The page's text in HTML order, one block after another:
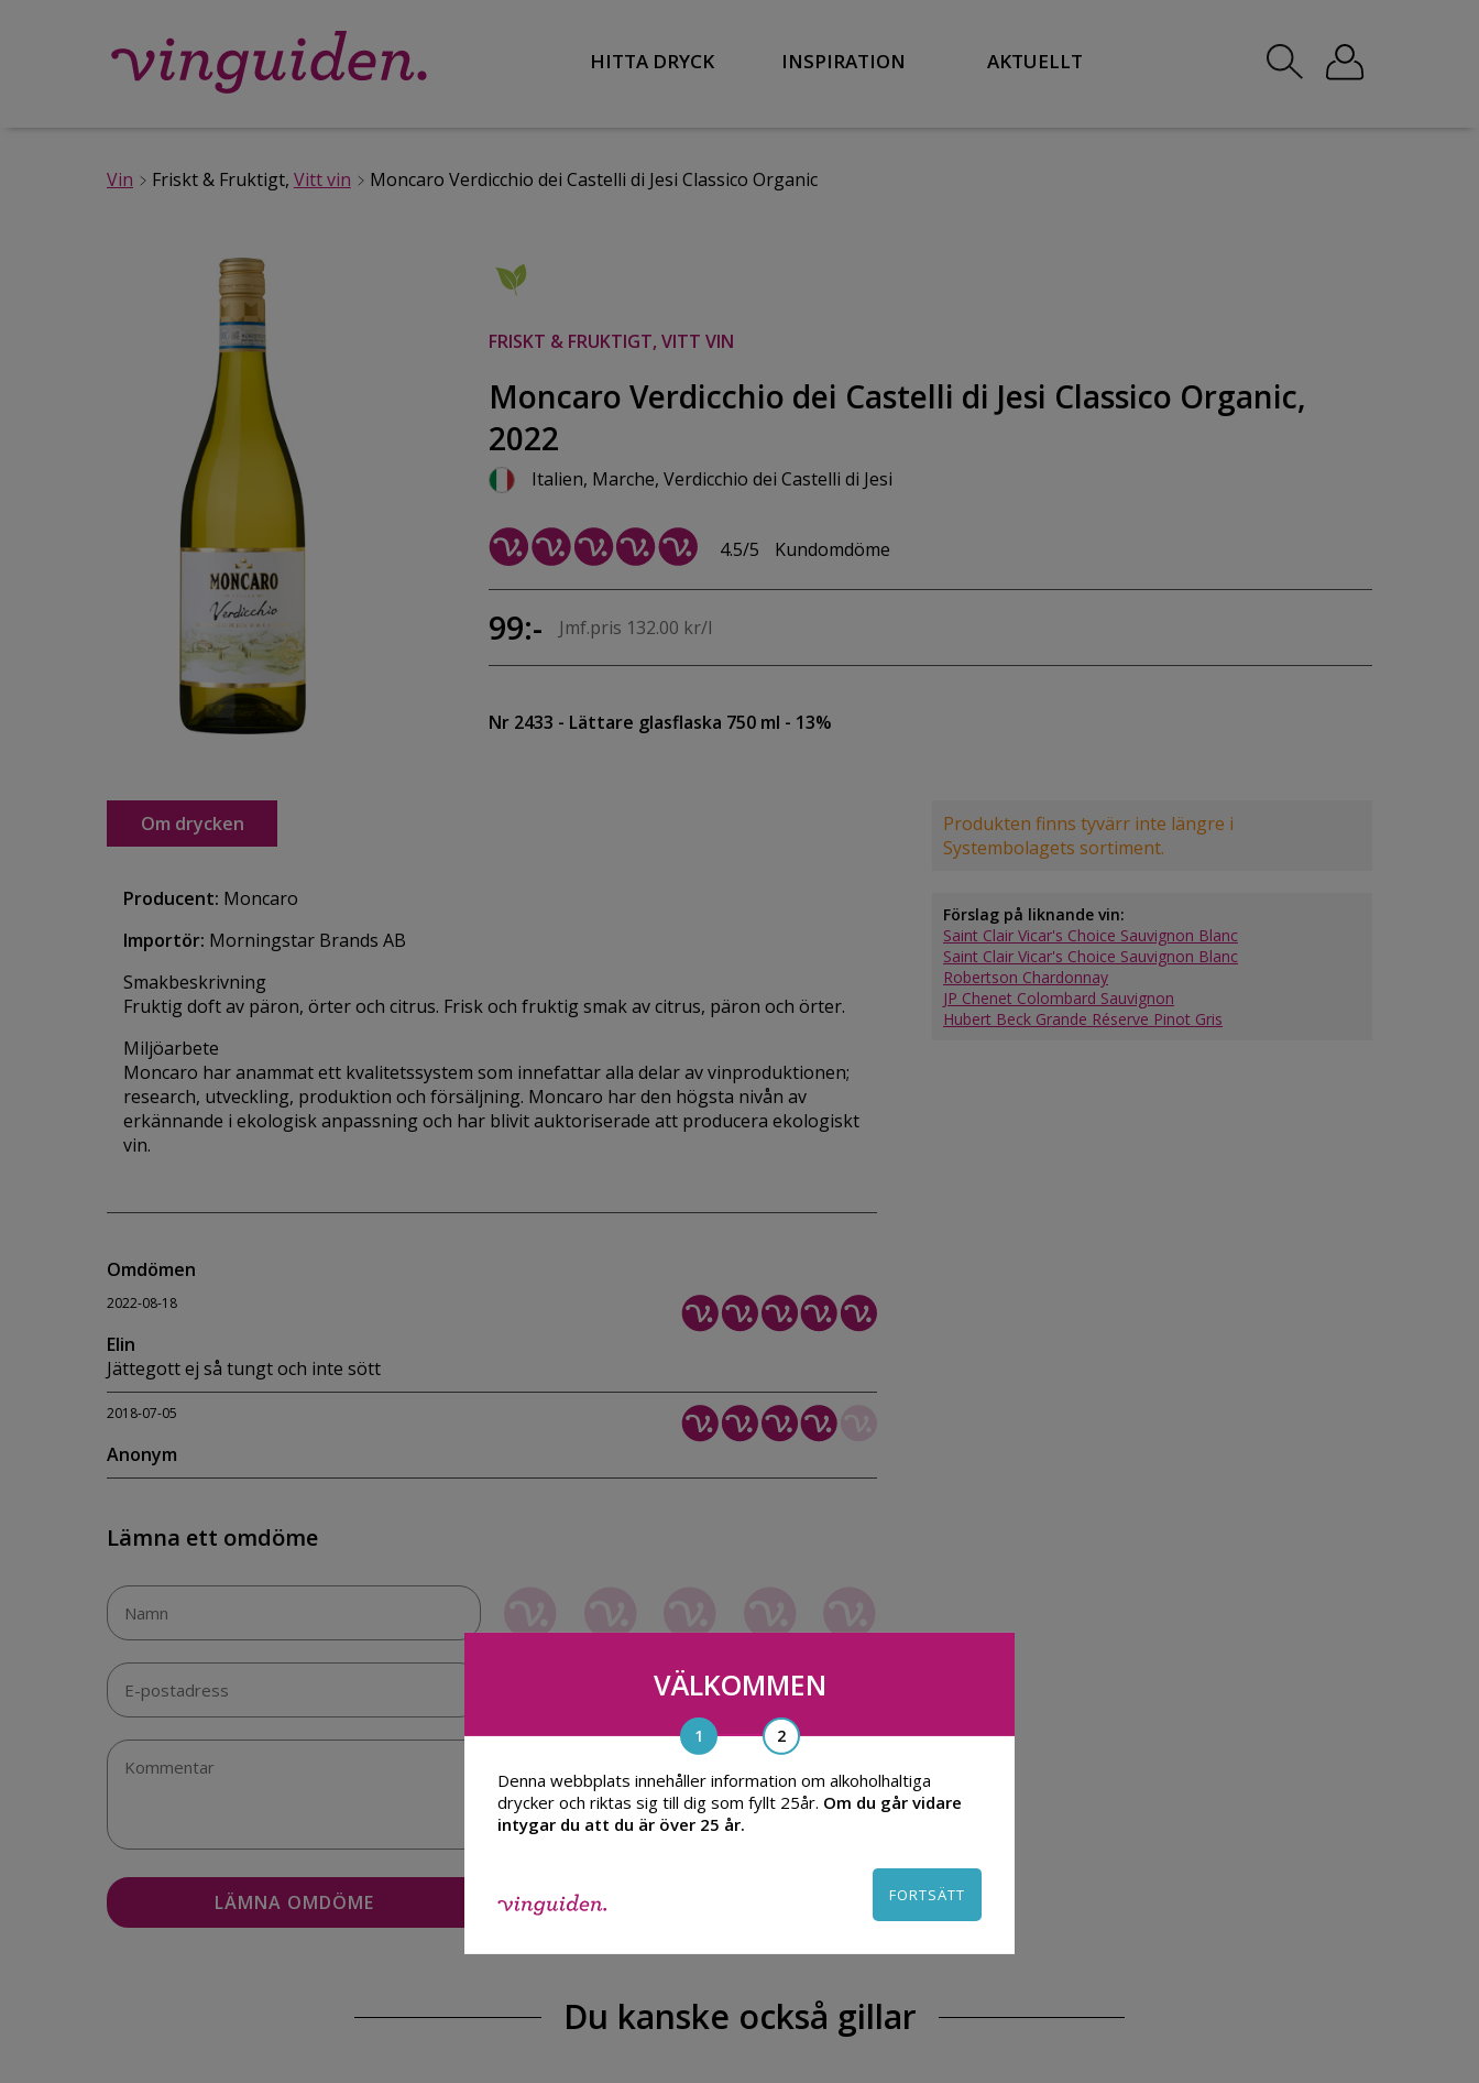
HITTA DRYCK INSPIRATION AKTUELLT
Vin Friskt & Fruktigt, Vitt vin Moncaro Verdicchio dei Castelli di Jesi Classico Organic
FRISKT & FRUKTIGT, VITT VIN
Moncaro Verdicchio dei Castelli di Jesi Classico Organic,
2022
Italien, Marche, Verdicchio dei Castelli di Jesi
4.5/5 Kundomdöme
99:- Jmf.pris 132.00 kr/l
Nr 2433 - Lättare glasflaska 750 ml - 13%
Produkten finns tyvärr inte längre i
Systembolagets sortiment.
Förslag på liknande vin:
Saint Clair Vicar's Choice Sauvignon Blanc
Saint Clair Vicar's Choice Sauvignon Blanc
Robertson Chardonnay
JP Chenet Colombard Sauvignon
Hubert Beck Grande Réserve Pinot Gris
Om drycken
Producent: Moncaro
Importör: Morningstar Brands AB
Smakbeskrivning
Fruktig doft av päron, örter och citrus. Frisk och fruktig smak av citrus, päron och örter.
Miljöarbete
Moncaro har anammat ett kvalitetssystem som innefattar alla delar av vinproduktionen;
research, utveckling, produktion och försäljning. Moncaro har den högsta nivån av
erkännande i ekologisk anpassning och har blivit auktoriserade att producera ekologiskt
vin.
Omdömen
2022-08-18
Elin
Jättegott ej så tungt och inte sött
2018-07-05
Anonym
Lämna ett omdöme
Du kanske också gillar
VÄLKOMMEN
Denna webbplats innehåller information om alkoholhaltiga
drycker och riktas sig till dig som fyllt 25år. Om du går vidare
intygar du att du är över 25 år.
FORTSÄTT